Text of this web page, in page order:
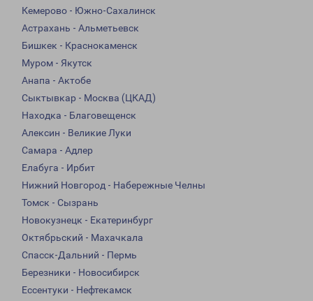
Кемерово - Южно-Сахалинск
Астрахань - Альметьевск
Бишкек - Краснокаменск
Муром - Якутск
Анапа - Актобе
Сыктывкар - Москва (ЦКАД)
Находка - Благовещенск
Алексин - Великие Луки
Самара - Адлер
Елабуга - Ирбит
Нижний Новгород - Набережные Челны
Томск - Сызрань
Новокузнецк - Екатеринбург
Октябрьский - Махачкала
Спасск-Дальний - Пермь
Березники - Новосибирск
Ессентуки - Нефтекамск